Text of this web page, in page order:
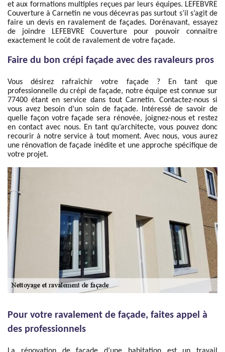
et aux formations multiples reçues par leurs équipes. LEFEBVRE
Couverture à Carnetin ne vous décevras pas surtout s’il s’agit de
faire un devis en ravalement de façades. Dorénavant, essayez
de joindre LEFEBVRE Couverture pour pouvoir connaitre
exactement le coût de ravalement de votre façade.
Faire du bon crépi façade avec des ravaleurs pros
Vous désirez rafraîchir votre façade ? En tant que
professionnelle du crépi de façade, notre équipe est connue sur
77400 étant en service dans tout Carnetin. Contactez-nous si
vous avez besoin d’un soin de façade. Intéressé de savoir de
quelle façon votre façade sera rénovée, joignez-nous et restez
en contact avec nous. En tant qu’architecte, vous pouvez donc
recourir à notre service à tout moment. Avec nous, vous aurez
une rénovation de façade inédite et une approche spécifique de
votre projet.
Pour votre ravalement de façade, faites appel à
des professionnels